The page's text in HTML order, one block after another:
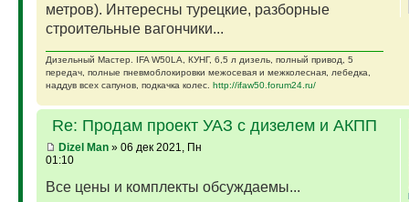
метров). Интересны турецкие, разборные
строительные вагончики...
Дизельный Мастер. IFA W50LA, КУНГ, 6,5 л дизель, полный привод, 5
передач, полные пневмоблокировки межосевая и межколесная, лебедка,
наддув всех сапунов, подкачка колес. http://ifaw50.forum24.ru/
Re: Продам проект УАЗ с дизелем и АКПП
Dizel Man» 06 дек 2021, Пн
01:10
Все цены и комплекты обсуждаемы...